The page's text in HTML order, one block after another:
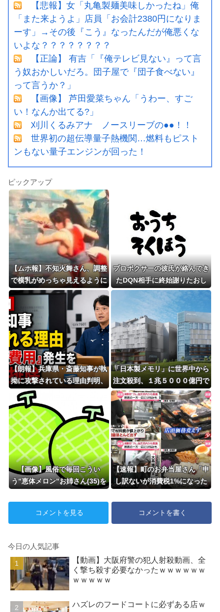
【悲報】女「丸亀製麺美味しかったね」俺
「また来ようよ」店員「お会計2380円になりま
ーす」→その後『こう』なったんだが俺悪くな
いよな？？？？？？？？
【正論】 有吉「『俺テレビ見ない』って言
う奴おかしいだろ。団子屋で『団子食べない』
って言うか？」
【画像】 芦田愛菜ちゃん「うわー、すご
い！なんか出てる?」
刈川くるみアナ ノースリーブの●●！！
世界初の超伝導量子熱機関…燃料もピスト
ンもない量子エンジンが回った！
ピックアップ
【ムホ報】不知火舞さん、調整
で横乳がめっちゃ見えるように
なるｗｗｗ
プロボクサーの彼氏が絡んでき
たDQN相手に終始謝りたおし
ててダサすぎる。正直かっこ悪
かった
【朗報】兵庫県・斎藤知事が執
拗に攻撃されている理由判明、
県民も知らなかった「多額の費
用が発生する状況」を一斉排除
「日本製メモリ」に世界中から
注文殺到、１兆５０００億円で
工場増築へ
【画像】風俗で毎回こうい
う"恵体メロン"お姉さん(35)を
【速報】町のお弁当屋さん「申
し訳ないが消費税1%になった
コメントを見る
コメントを書く
今日の人気記事
【動画】大阪府警の犯人射殺動画、全
く撃ち殺す必要なかったｗｗｗｗｗｗ
ｗｗｗｗｗ
ハズレのフードコートに必ずある店ｗ